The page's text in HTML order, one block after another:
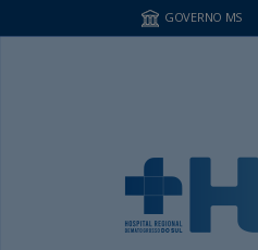
GOVERNO MS